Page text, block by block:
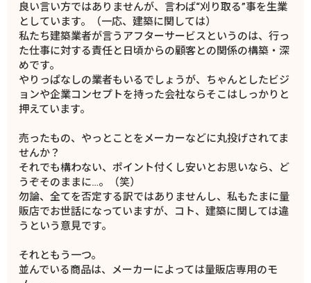
良い言い方ではありませんが、言わば“刈り取る”事を生業
としています。（一応、建築に関しては）
私たち建築業者が言うアフターサービスというのは、行っ
た仕事に対する責任と日頃からの顧客との関係の構築・深
めです。
やりっぱなしの業者もいるでしょうが、ちゃんとしたビジ
ョンや企業コンセプトを持った会社ならそこはしっかりと
押えています。
売ったもの、やっとことをメーカーなどに丸投げされてま
せんか？
それでも構わない、ポイント付くし安いとお思いなら、ど
うぞそのままに…。（笑）
勿論、全てを否定する訳ではありませんし、私もたまに量
販店でお世話になっていますが、コト、建築に関しては違
うという意見です。
それともう一つ。
並んでいる商品は、メーカーによっては量販店専用のモ